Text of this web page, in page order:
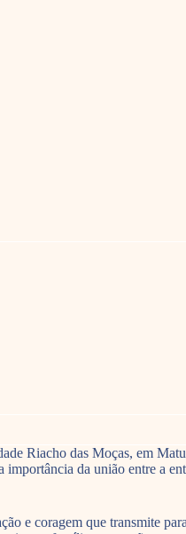
Riacho das Moças, em
da união entre a
e coragem que transmite